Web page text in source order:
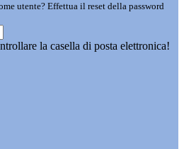
utente? Effettua il reset della password
la casella di posta elettronica!